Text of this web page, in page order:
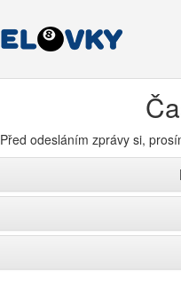
Před odesláním zprávy si,